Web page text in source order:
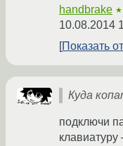
handbrake
10.08.2014
Показать
Куда
подключи